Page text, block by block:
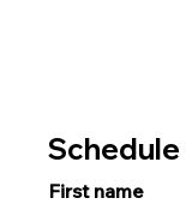
First name